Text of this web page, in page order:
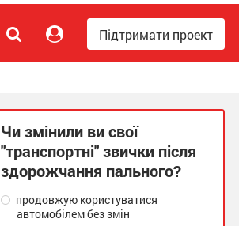
Підтримати проект
Чи змінили ви свої
"транспортні" звички після
здорожчання пального?
продовжую користуватися
автомобілем без змін